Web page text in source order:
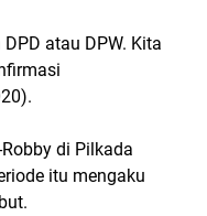
atau DPW. Kita
di Pilkada
itu mengaku